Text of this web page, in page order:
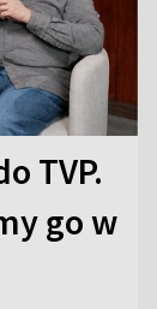
TVP.
go w